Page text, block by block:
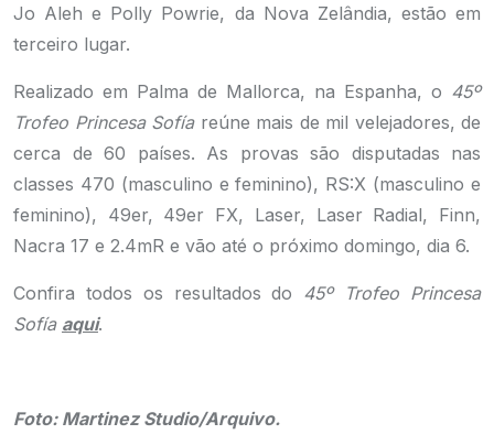
Jo Aleh e Polly Powrie, da Nova Zelândia, estão em
terceiro lugar.
Realizado em Palma de Mallorca, na Espanha, o 45º
Trofeo Princesa Sofíareúne mais de mil velejadores, de
cerca de 60 países. As provas são disputadas nas
classes 470 (masculino e feminino), RS:X (masculino e
feminino), 49er, 49er FX, Laser, Laser Radial, Finn,
Nacra 17 e 2.4mR e vão até o próximo domingo, dia 6.
Confira todos os resultados do 45º Trofeo Princesa
Sofía aqui.
Foto: Martinez Studio/Arquivo.